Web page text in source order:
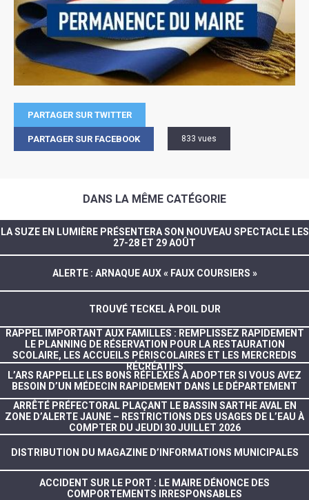
PARTAGER SUR TWITTER
PARTAGER SUR FACEBOOK 833 vues
DANS LA MÊME CATÉGORIE
LA SUZE EN LUMIÈRE PRÉSENTERA SON NOUVEAU SPECTACLE LES
27-28 ET 29 AOÛT
ALERTE : ARNAQUE AUX « FAUX COURSIERS »
TROUVÉ TECKEL À POIL DUR
RAPPEL IMPORTANT AUX FAMILLES : REMPLISSEZ RAPIDEMENT
LE PLANNING DE RÉSERVATION POUR LA RESTAURATION
SCOLAIRE, LES ACCUEILS PÉRISCOLAIRES ET LES MERCREDIS
RÉCRÉATIFS
L’ARS RAPPELLE LES BONS RÉFLEXES À ADOPTER SI VOUS AVEZ
BESOIN D’UN MÉDECIN RAPIDEMENT DANS LE DÉPARTEMENT
ARRÊTÉ PRÉFECTORAL PLAÇANT LE BASSIN SARTHE AVAL EN
ZONE D’ALERTE JAUNE – RESTRICTIONS DES USAGES DE L’EAU À
COMPTER DU JEUDI 30 JUILLET 2026
DISTRIBUTION DU MAGAZINE D’INFORMATIONS MUNICIPALES
ACCIDENT SUR LE PORT : LE MAIRE DÉNONCE DES
COMPORTEMENTS IRRESPONSABLES